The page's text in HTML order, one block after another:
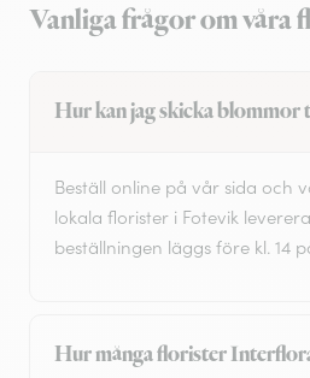
Vanliga frågor om våra
Hur kan jag skicka blommor
Beställ online på vår sida och
lokala florister i Fotevik
beställningen läggs före kl. 14
Hur många florister